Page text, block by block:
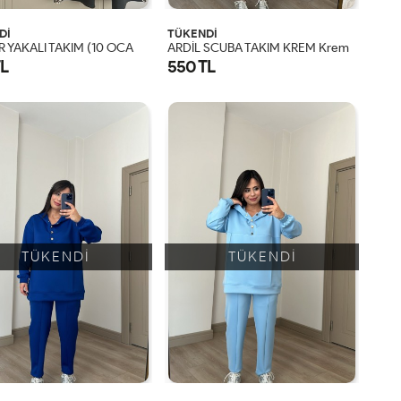
TÜKENDİ
ARDİL SCUBA TAKIM KREM Krem
550 TL
TÜKENDİ TÜKENDİ